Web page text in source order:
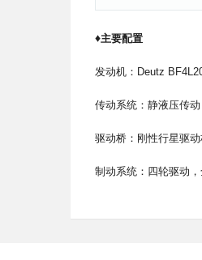
♦主要配置
发动机：Deutz
传动系统：静液压传
驱动桥：刚性行星驱
制动系统：四轮驱动